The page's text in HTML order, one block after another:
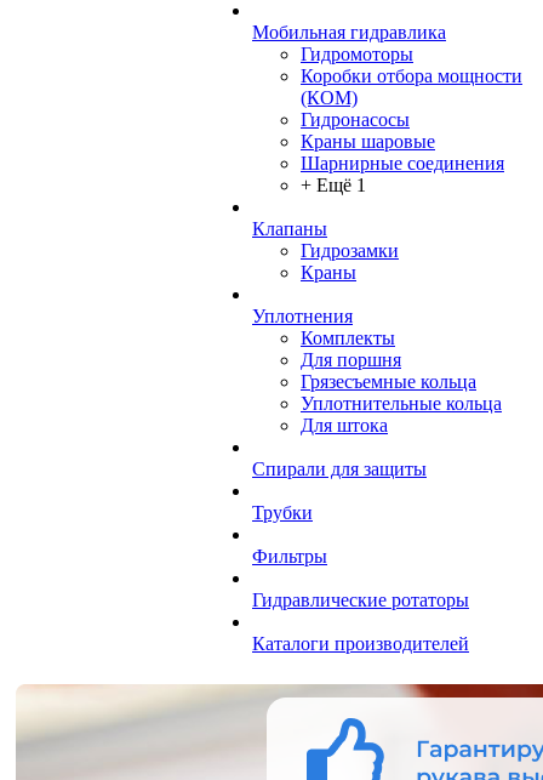
Мобильная гидравлика
Гидромоторы
Коробки отбора мощности
(КОМ)
Гидронасосы
Краны шаровые
Шарнирные соединения
+ Ещё 1
Клапаны
Гидрозамки
Краны
Уплотнения
Комплекты
Для поршня
Грязесъемные кольца
Уплотнительные кольца
Для штока
Спирали для защиты
Трубки
Фильтры
Гидравлические ротаторы
Каталоги производителей